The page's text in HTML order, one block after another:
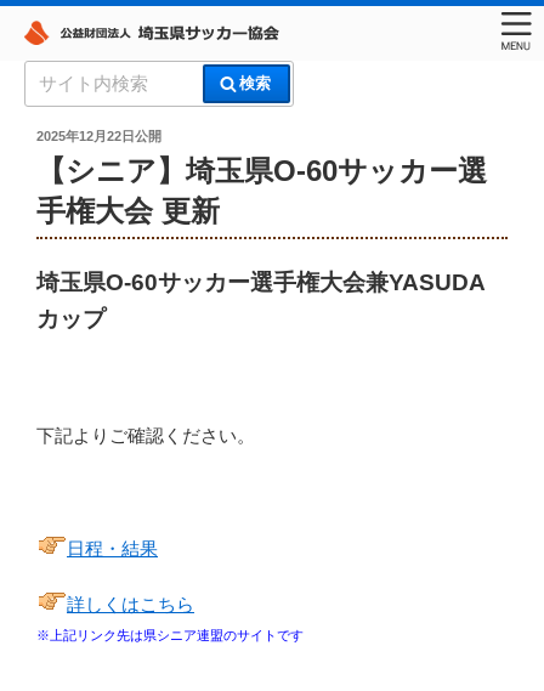
索:
検索
埼玉県サッカー協会
投
2025年12月22日公開
【シニア】埼玉県O-60サッカー選
手権大会 更新
埼玉県O-60サッカー選手権大会兼YASUDA
カップ
下記よりご確認ください。
日程・結果
詳しくはこちら
※上記リンク先は県シニア連盟のサイトです